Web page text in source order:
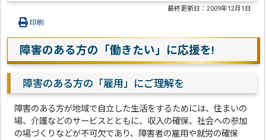
最終更新日：2009年12月1日
印刷
障害のある方の「働きたい」に応援を!
障害のある方の「雇用」にご理解を
障害のある方が地域で自立した生活をするためには、住まいの
場、介護などのサービスとともに、収入の確保、社会への参加
の場づくりなどが不可欠であり、障害者の雇用や就労の確保